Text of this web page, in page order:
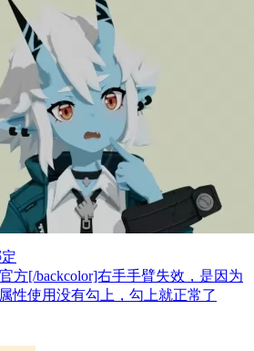
方[/backcolor]右手手臂失效，是因为
性使用没有勾上，勾上就正常了